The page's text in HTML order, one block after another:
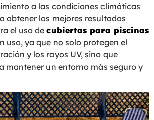
a las condiciones climáticas
obtener los mejores resultados
el uso decubiertas para piscinas
uso, ya que no solo protegen el
y los rayos UV, sino que
mantener un entorno más seguro y